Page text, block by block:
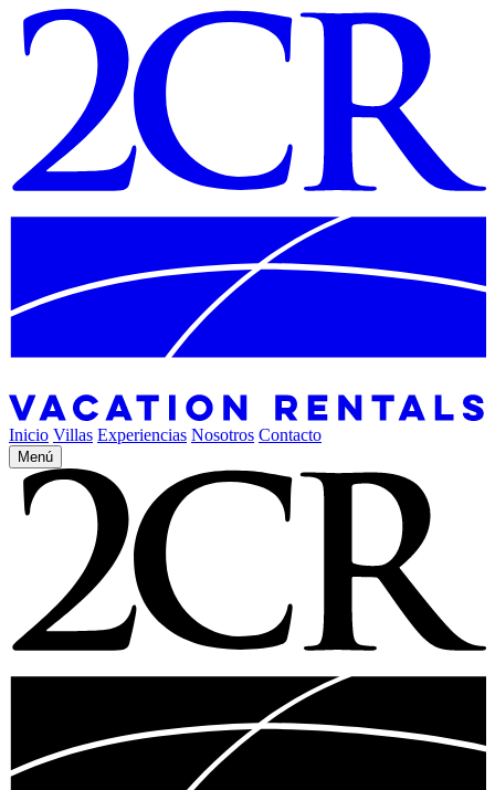
Inicio Villas Experiencias Nosotros Contacto
Menú